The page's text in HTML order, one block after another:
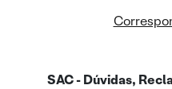
SAC - Dúvidas,